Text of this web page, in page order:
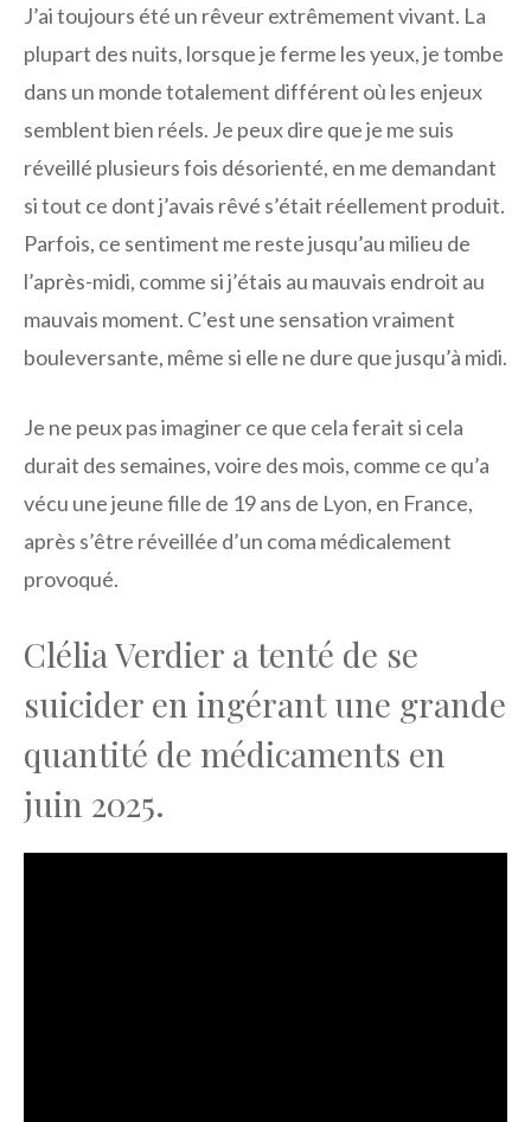
J’ai toujours été un rêveur extrêmement vivant. La
plupart des nuits, lorsque je ferme les yeux, je tombe
dans un monde totalement différent où les enjeux
semblent bien réels. Je peux dire que je me suis
réveillé plusieurs fois désorienté, en me demandant
si tout ce dont j’avais rêvé s’était réellement produit.
Parfois, ce sentiment me reste jusqu’au milieu de
l’après-midi, comme si j’étais au mauvais endroit au
mauvais moment. C’est une sensation vraiment
bouleversante, même si elle ne dure que jusqu’à midi.
Je ne peux pas imaginer ce que cela ferait si cela
durait des semaines, voire des mois, comme ce qu’a
vécu une jeune fille de 19 ans de Lyon, en France,
après s’être réveillée d’un coma médicalement
provoqué.
Clélia Verdier a tenté de se
suicider en ingérant une grande
quantité de médicaments en
juin 2025.